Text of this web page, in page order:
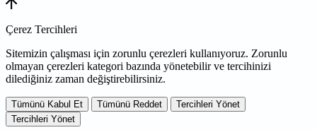
Çerez Tercihleri
Sitemizin çalışması için zorunlu çerezleri kullanıyoruz. Zorunlu
olmayan çerezleri kategori bazında yönetebilir ve tercihinizi
dilediğiniz zaman değiştirebilirsiniz.
Tümünü Kabul Et Tümünü Reddet
Tercihleri Yönet
Tercihleri Yönet